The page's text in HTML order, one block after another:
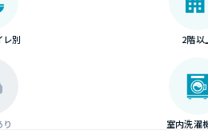
レ別 2階以
室内洗濯